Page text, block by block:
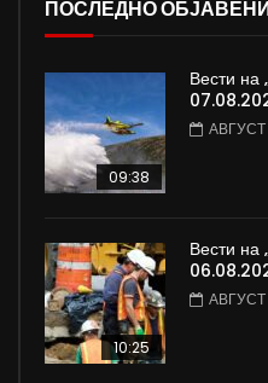
ПОСЛЕДНО
09:38
Вести на
АВГУСТ
10:25
Вести на
АВГУСТ